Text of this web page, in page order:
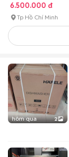
6.500.000 đ
Tp Hồ Chí Minh
hôm qua 2